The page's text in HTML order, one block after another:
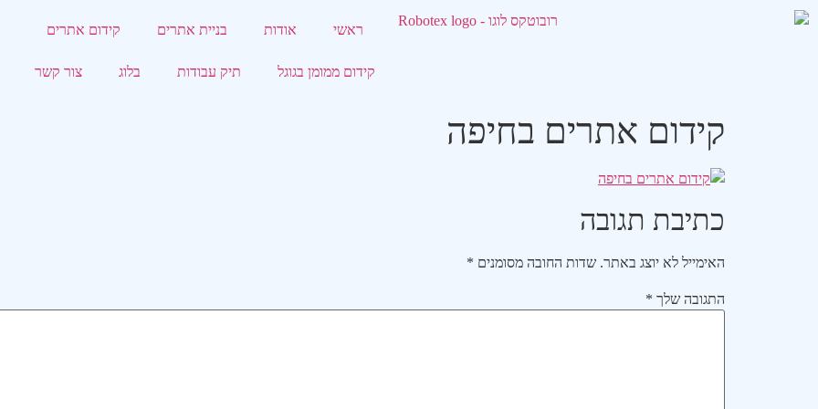
ראשי אודות בניית אתרים קידום אתרים
קידום ממומן בגוגל תיק עבודות בלוג צור קשר
קידום אתרים בחיפה
כתיבת תגובה
האימייל לא יוצג באתר. שדות החובה מסומנים *
התגובה שלך *